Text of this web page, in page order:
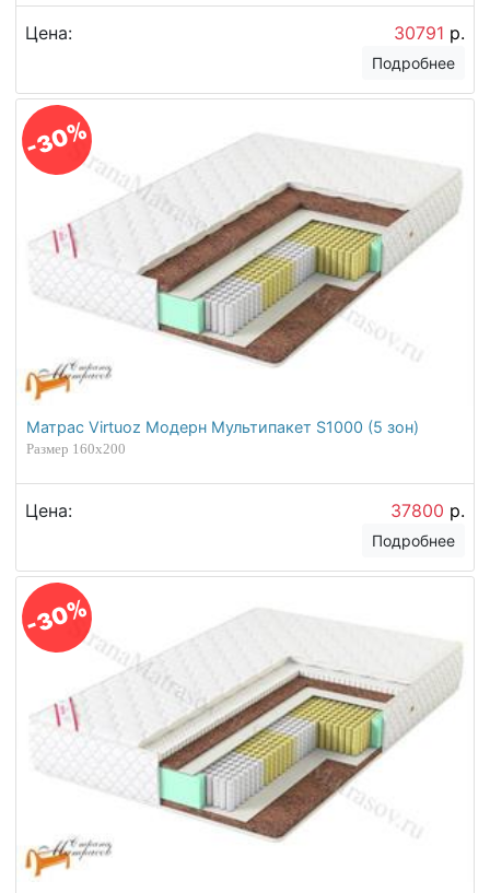
Цена: 30791 р.
Подробнее
-30%
Матрас Virtuoz Модерн Мультипакет S1000 (5 зон)
Размер 160х200
Цена: 37800 р.
Подробнее
-30%